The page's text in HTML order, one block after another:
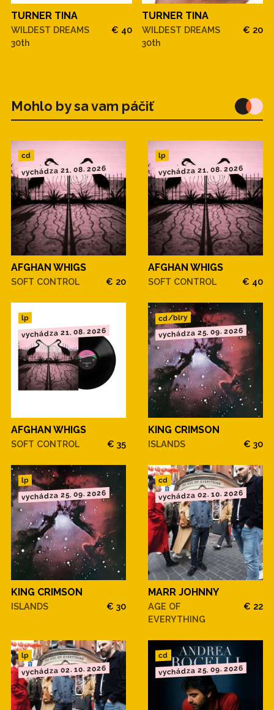
TURNER TINA
WILDEST DREAMS
30th
€ 40
TURNER TINA
WILDEST DREAMS
30th
€ 20
Mohlo by sa vam páčiť
cd
vychádza 21. 08. 2026
AFGHAN WHIGS
SOFT CONTROL € 20
lp
vychádza 21. 08. 2026
AFGHAN WHIGS
SOFT CONTROL € 40
lp
vychádza 21. 08. 2026
AFGHAN WHIGS
SOFT CONTROL € 35
cd/blry
vychádza 25. 09. 2026
KING CRIMSON
ISLANDS € 30
lp
vychádza 25. 09. 2026
KING CRIMSON
ISLANDS € 30
cd
vychádza 02. 10. 2026
MARR JOHNNY
AGE OF
EVERYTHING
€ 22
lp
vychádza 02. 10. 2026
cd
vychádza 25. 09. 2026